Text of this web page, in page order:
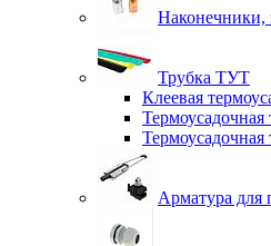
Наконечники,
Трубка ТУТ
Клеевая
Термоусадочная
Термоусадочная
Арматура